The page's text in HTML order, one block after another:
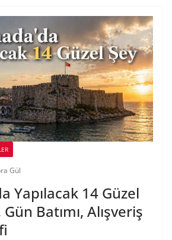
Gül
Yapılacak 14 Güzel
Batımı, Alışveriş